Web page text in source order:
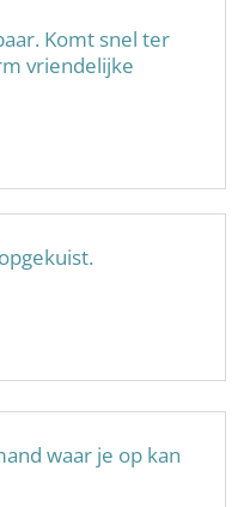
Komt snel ter
vriendelijke
waar je op kan